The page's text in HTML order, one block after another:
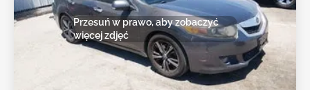
Przesuń w prawo, aby zobaczyć
więcej zdjęć